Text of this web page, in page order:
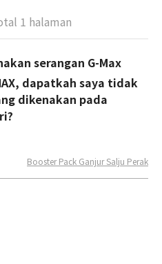
1 halaman
serangan G-Max
dapatkah saya tidak
dikenakan pada
Booster Pack Ganjur Salju Perak